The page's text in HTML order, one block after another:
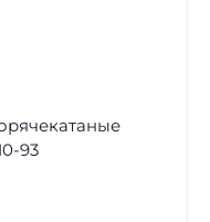
93